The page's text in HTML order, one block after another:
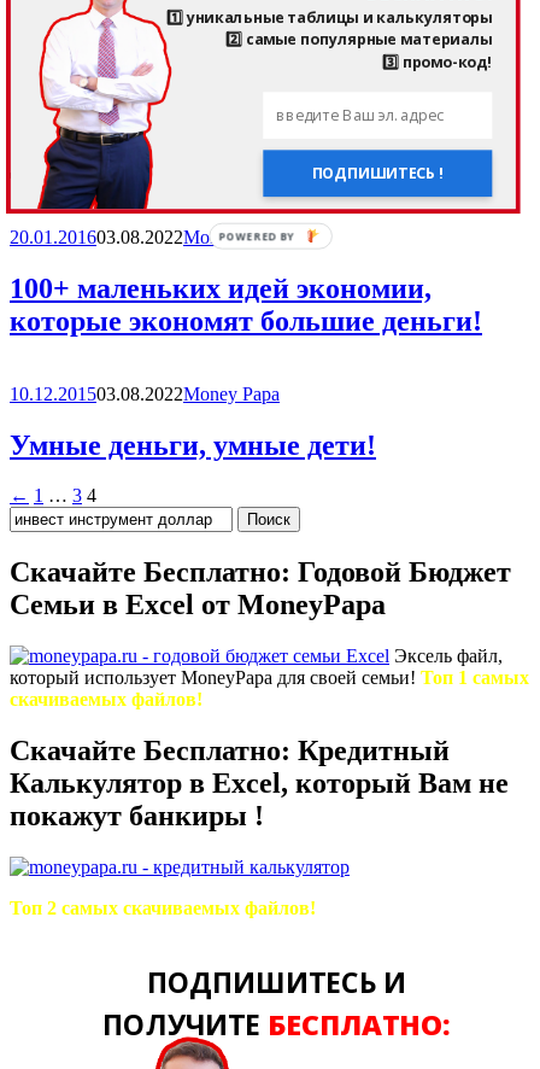
страничка здоровья и спорта
——————————
мои партнеры
мои контакты
Search Results for:
инвест инструмент
доллар
20.01.201603.08.2022Money Papa
100+ маленьких идей экономии,
которые экономят большие деньги!
10.12.201503.08.2022Money Papa
Умные деньги, умные дети!
Posts
navigation
← 1 … 3 4
Найти:
Скачайте Бесплатно: Годовой Бюджет
Семьи в Excel от MoneyPapa
Эксель файл,
который использует MoneyPapa для своей семьи! Топ 1 самых
скачиваемых файлов!
Скачайте Бесплатно: Кредитный
Калькулятор в Excel, который Вам не
покажут банкиры !
Топ 2 самых скачиваемых файлов!
ПОДПИШИТЕСЬ И
ПОЛУЧИТЕ БЕСПЛАТНО:
ПОДПИШИТЕСЬ !
1️⃣ уникальные таблицы и калькуляторы
2️⃣ самые популярные материалы
3️⃣ промо-код!
POWERED BY